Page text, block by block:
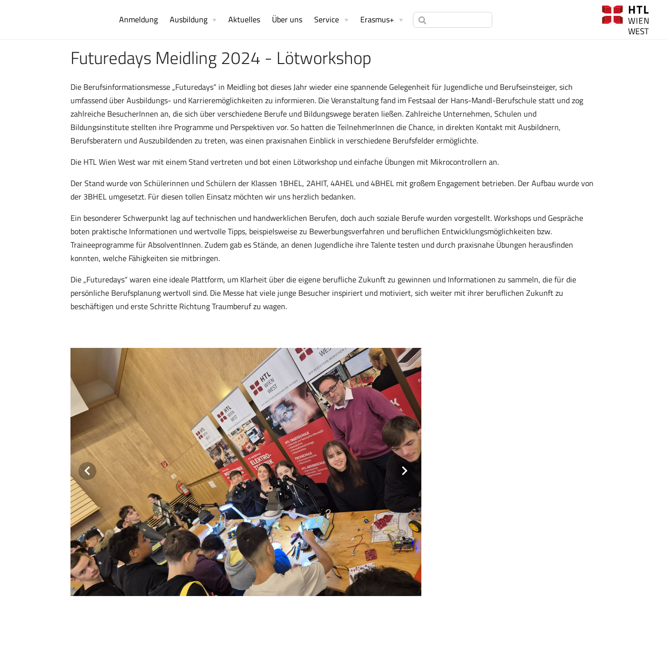
Anmeldung Ausbildung Aktuelles Über uns Service Erasmus+
Futuredays Meidling 2024 - Lötworkshop
Die Berufsinformationsmesse „Futuredays“ in Meidling bot dieses Jahr wieder eine spannende Gelegenheit für Jugendliche und Berufseinsteiger, sich
umfassend über Ausbildungs- und Karrieremöglichkeiten zu informieren. Die Veranstaltung fand im Festsaal der Hans-Mandl-Berufschule statt und zog
zahlreiche BesucherInnen an, die sich über verschiedene Berufe und Bildungswege beraten ließen. Zahlreiche Unternehmen, Schulen und
Bildungsinstitute stellten ihre Programme und Perspektiven vor. So hatten die TeilnehmerInnen die Chance, in direkten Kontakt mit Ausbildnern,
Berufsberatern und Auszubildenden zu treten, was einen praxisnahen Einblick in verschiedene Berufsfelder ermöglichte.
Die HTL Wien West war mit einem Stand vertreten und bot einen Lötworkshop und einfache Übungen mit Mikrocontrollern an.
Der Stand wurde von Schülerinnen und Schülern der Klassen 1BHEL, 2AHIT, 4AHEL und 4BHEL mit großem Engagement betrieben. Der Aufbau wurde von
der 3BHEL umgesetzt. Für diesen tollen Einsatz möchten wir uns herzlich bedanken.
Ein besonderer Schwerpunkt lag auf technischen und handwerklichen Berufen, doch auch soziale Berufe wurden vorgestellt. Workshops und Gespräche
boten praktische Informationen und wertvolle Tipps, beispielsweise zu Bewerbungsverfahren und beruflichen Entwicklungsmöglichkeiten bzw.
Traineeprogramme für AbsolventInnen. Zudem gab es Stände, an denen Jugendliche ihre Talente testen und durch praxisnahe Übungen herausfinden
konnten, welche Fähigkeiten sie mitbringen.
Die „Futuredays“ waren eine ideale Plattform, um Klarheit über die eigene berufliche Zukunft zu gewinnen und Informationen zu sammeln, die für die
persönliche Berufsplanung wertvoll sind. Die Messe hat viele junge Besucher inspiriert und motiviert, sich weiter mit ihrer beruflichen Zukunft zu
beschäftigen und erste Schritte Richtung Traumberuf zu wagen.